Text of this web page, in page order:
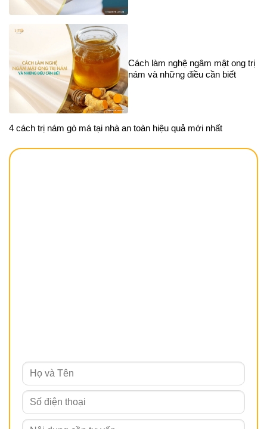
Cách làm nghệ ngâm mật ong trị
nám và những điều cần biết
4 cách trị nám gò má tại nhà an toàn hiệu quả mới nhất